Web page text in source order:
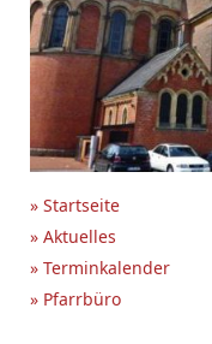
» Startseite
» Aktuelles
» Terminkalender
» Pfarrbüro